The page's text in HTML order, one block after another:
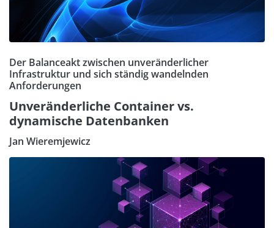
Der Balanceakt zwischen unveränderlicher
Infrastruktur und sich ständig wandelnden
Anforderungen
Unveränderliche Container vs.
dynamische Datenbanken
Jan Wieremjewicz